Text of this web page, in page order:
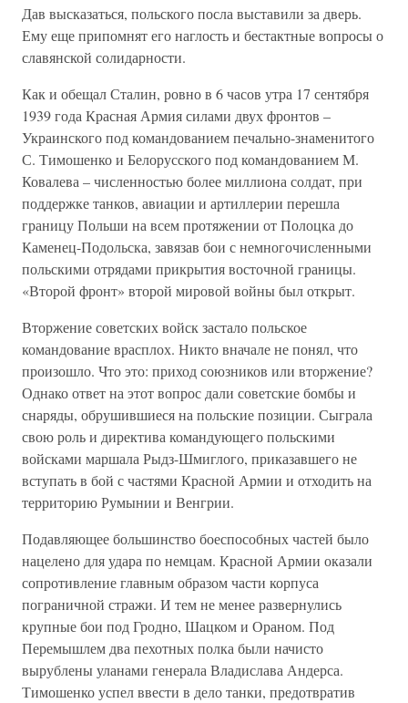
Дав высказаться, польского посла выставили за дверь.
Ему еще припомнят его наглость и бестактные вопросы о
славянской солидарности.
Как и обещал Сталин, ровно в 6 часов утра 17 сентября
1939 года Красная Армия силами двух фронтов –
Украинского под командованием печально-знаменитого
С. Тимошенко и Белорусского под командованием М.
Ковалева – численностью более миллиона солдат, при
поддержке танков, авиации и артиллерии перешла
границу Польши на всем протяжении от Полоцка до
Каменец-Подольска, завязав бои с немногочисленными
польскими отрядами прикрытия восточной границы.
«Второй фронт» второй мировой войны был открыт.
Вторжение советских войск застало польское
командование врасплох. Никто вначале не понял, что
произошло. Что это: приход союзников или вторжение?
Однако ответ на этот вопрос дали советские бомбы и
снаряды, обрушившиеся на польские позиции. Сыграла
свою роль и директива командующего польскими
войсками маршала Рыдз-Шмиглого, приказавшего не
вступать в бой с частями Красной Армии и отходить на
территорию Румынии и Венгрии.
Подавляющее большинство боеспособных частей было
нацелено для удара по немцам. Красной Армии оказали
сопротивление главным образом части корпуса
пограничной стражи. И тем не менее развернулись
крупные бои под Гродно, Шацком и Ораном. Под
Перемышлем два пехотных полка были начисто
вырублены уланами генерала Владислава Андерса.
Тимошенко успел ввести в дело танки, предотвратив